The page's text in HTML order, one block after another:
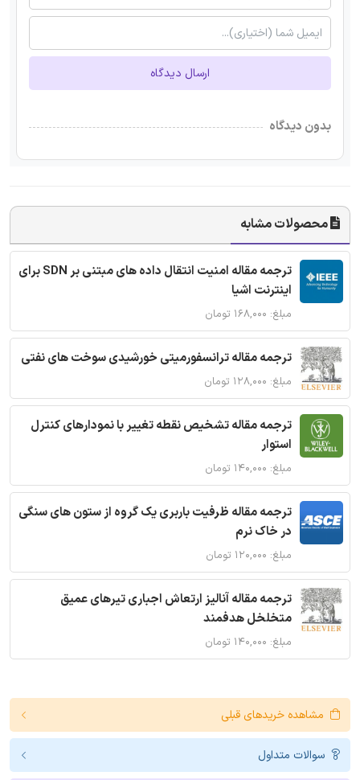
ارسال دیدگاه
بدون دیدگاه
محصولات مشابه
ترجمه مقاله امنیت انتقال داده های مبتنی بر SDN برای
اینترنت اشیا
مبلغ: ۱۶۸,۰۰۰ تومان
ترجمه مقاله ترانسفورمیتی خورشیدی سوخت های نفتی
مبلغ: ۱۲۸,۰۰۰ تومان
ترجمه مقاله تشخیص نقطه تغییر با نمودارهای کنترل
استوار
مبلغ: ۱۴۰,۰۰۰ تومان
ترجمه مقاله ظرفیت باربری یک گروه از ستون های سنگی
در خاک نرم
مبلغ: ۱۲۰,۰۰۰ تومان
ترجمه مقاله آنالیز ارتعاش اجباری تیرهای عمیق
متخلخل هدفمند
مبلغ: ۱۴۰,۰۰۰ تومان
مشاهده خریدهای قبلی
سوالات متداول